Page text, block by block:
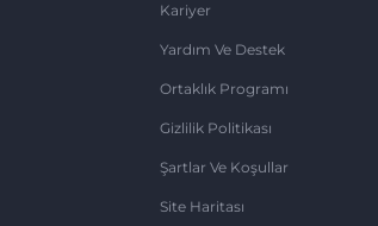
Kariyer
Yardım Ve Destek
Ortaklık Programı
Gizlilik Politikası
Şartlar Ve Koşullar
Site Haritası